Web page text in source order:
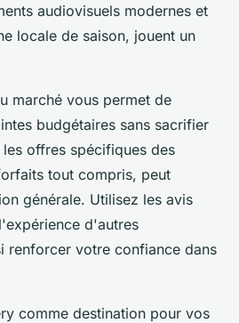
audiovisuels modernes et
locale de saison, jouent un
marché vous permet de
budgétaires sans sacrifier
offres spécifiques des
tout compris, peut
générale. Utilisez les avis
d'autres
renforcer votre confiance dans
comme destination pour vos